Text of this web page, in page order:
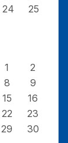
24
25
1
2
8
9
15
16
22
23
29
30